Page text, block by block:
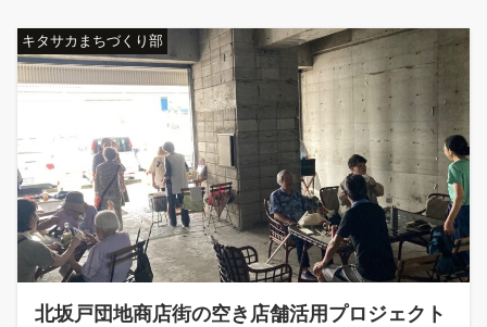
キタサカまちづくり部
北坂戸団地商店街の空き店舗活用プロジェクト